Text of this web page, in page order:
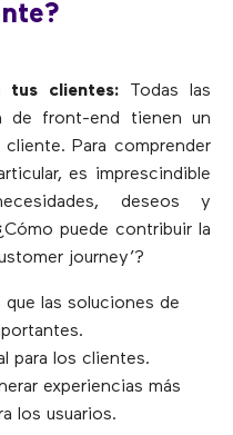
tus clientes:
Todas las
de front-end tienen un
Para comprender
es imprescindible
deseos y
puede contribuir la
journey’?
que las soluciones de
para los clientes.
experiencias más
los usuarios.